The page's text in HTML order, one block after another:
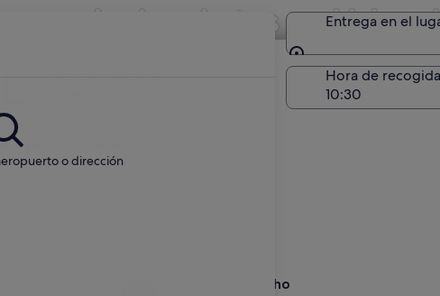
con Amigo Autos en
o dirección
Entrega en el
Entrega en el
Hora de recogida
deban pagar un recargo.
Date un capricho